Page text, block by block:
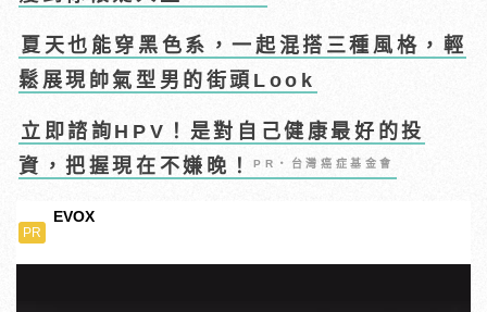
夏天也能穿黑色系，一起混搭三種風格，輕
鬆展現帥氣型男的街頭Look
立即諮詢HPV！是對自己健康最好的投
資，把握現在不嫌晚！PR・台灣癌症基金會
PR
EVOX